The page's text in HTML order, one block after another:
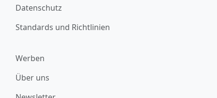
Datenschutz
Standards und Richtlinien
Werben
Über uns